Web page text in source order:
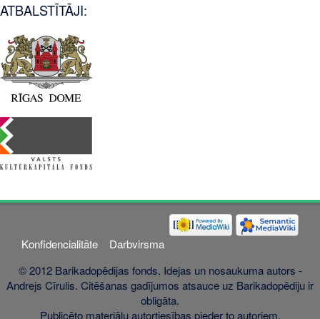
ATBALSTĪTĀJI:
Konfidencialitāte
Darbvirsma
© 2012 Barikadopēdijas fonds. Idejas un nosaukuma autors -
Andrejs Cīrulis. Citēšanas gadījumos atsauce uz Barikadopēdiju ir
obligāta.
Publicēto materiālu autortiesības pieder to autoriem.